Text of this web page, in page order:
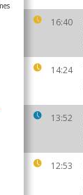
16:40
14:24
13:52
12:53